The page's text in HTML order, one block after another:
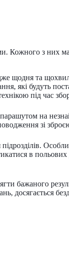
Кожного з них
щодня та
які будуть
під час
на
зі
в
бажаного
досягається